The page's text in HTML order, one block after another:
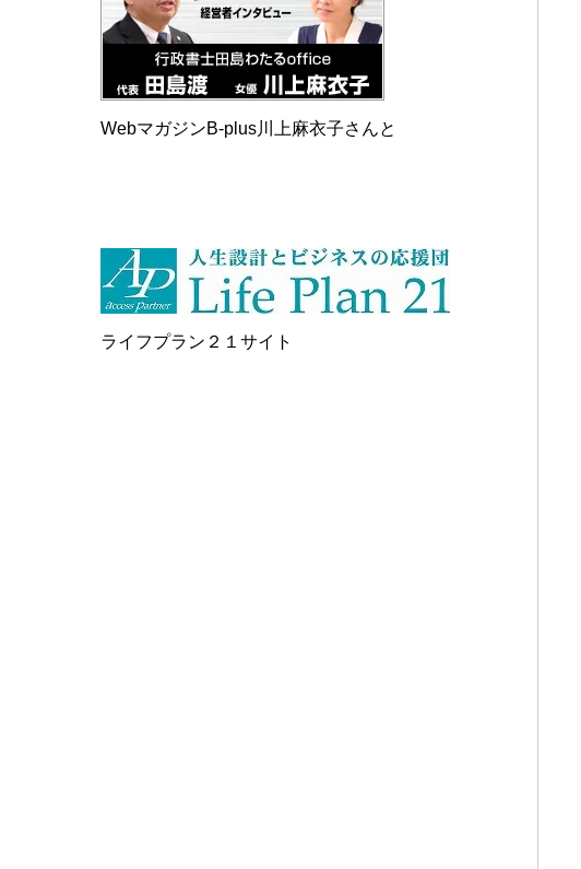
WebマガジンB-plus川上麻衣子さんと
ライフプラン２１サイト